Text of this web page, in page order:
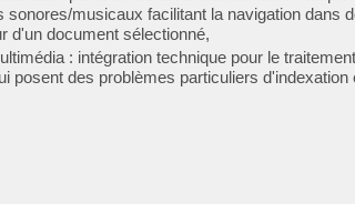
sonores/musicaux facilitant la navigation dans
d'un document sélectionné,
: intégration technique pour le
posent des problèmes particuliers d'indexation